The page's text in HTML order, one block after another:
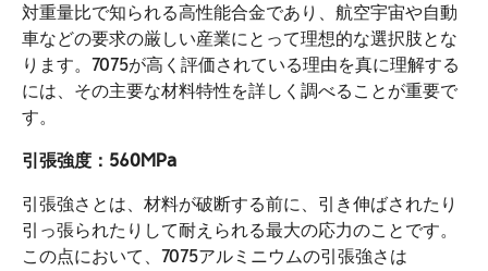
対重量比で知られる高性能合金であり、航空宇宙や自動
車などの要求の厳しい産業にとって理想的な選択肢とな
ります。7075が高く評価されている理由を真に理解する
には、その主要な材料特性を詳しく調べることが重要で
す。
引張強度：560MPa
引張強さとは、材料が破断する前に、引き伸ばされたり
引っ張られたりして耐えられる最大の応力のことです。
この点において、7075アルミニウムの引張強さは